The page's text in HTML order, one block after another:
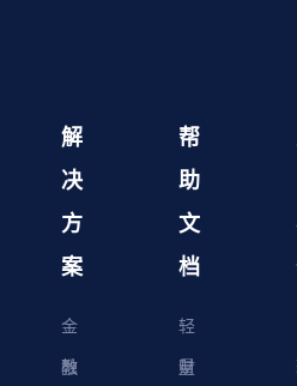
解
决
方
案
金
融
教
帮
助
文
档
轻
量
财